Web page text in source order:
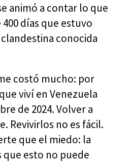
animó a contar lo que
días que estuvo
conocida
costó mucho: por
viví en Venezuela
de 2024. Volver a
Revivirlos no es fácil.
que el miedo: la
que esto no puede